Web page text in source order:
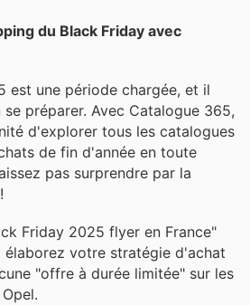
du Black Friday avec
est une période chargée, et il
préparer. Avec Catalogue 365,
d'explorer tous les catalogues
de fin d'année en toute
pas surprendre par la
Friday 2025 flyer en France"
élaborez votre stratégie d'achat
"offre à durée limitée" sur les